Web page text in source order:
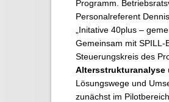
Programm.
Personalreferent
„Initative 40plus –
Gemeinsam mit
Steuerungskreis des
Altersstrukturanalyse
Lösungswege und
zunächst im